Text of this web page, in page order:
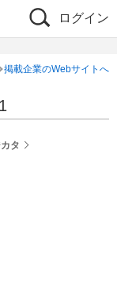
ログイン
掲載企業のWebサイトへ
タ